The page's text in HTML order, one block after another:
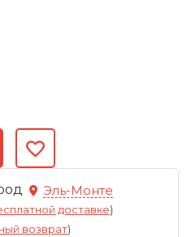
Эль-Монте
доставке)
возврат)